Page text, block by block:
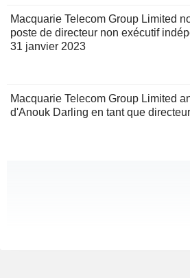
Macquarie Telecom Group Limited
poste de directeur non exécutif
31 janvier 2023
Macquarie Telecom Group Limited
d'Anouk Darling en tant que